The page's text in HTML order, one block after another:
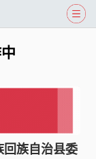
族自治县委